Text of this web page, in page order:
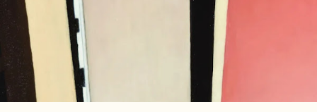
gastronomie qui réveille les sens, et qui fait frétiller les papilles. "Ce
territoire, je le porte en moi. Je suis faite de ce pays, j'y ai grandi. C'est là
où j'ai tout appris, où j'ai ri, pleuré, aimé, tremblé, rêvé, fumé en cachette